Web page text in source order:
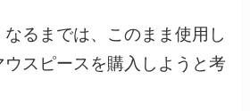
るまでは、このまま使用し
スピースを購入しようと考